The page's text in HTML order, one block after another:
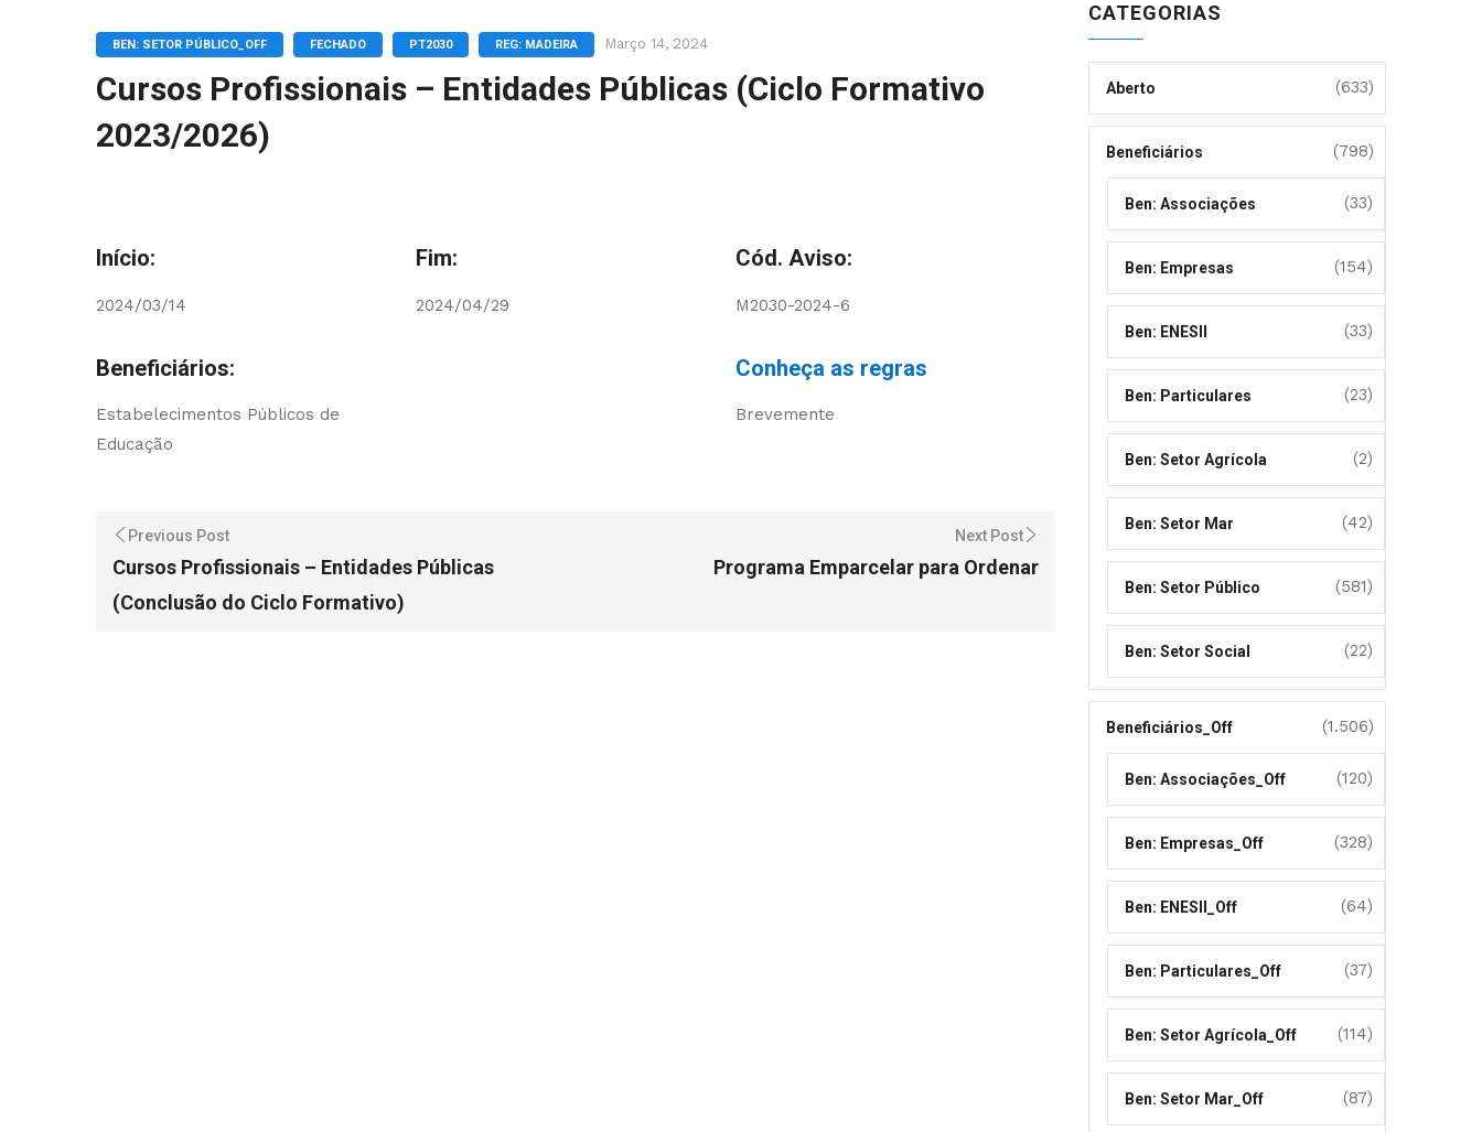
BEN: SETOR PÚBLICO_OFF FECHADO PT2030 REG: MADEIRA Março 14, 2024
Cursos Profissionais – Entidades Públicas (Ciclo Formativo
2023/2026)
Início:
2024/03/14
Fim:
2024/04/29
Cód. Aviso:
M2030-2024-6
Beneficiários:
Estabelecimentos Públicos de
Educação
Conheça as regras
Brevemente
Previous Post
Cursos Profissionais – Entidades Públicas
(Conclusão do Ciclo Formativo)
Next Post
Programa Emparcelar para Ordenar
CATEGORIAS
Aberto (633)
Beneficiários (798)
Ben: Associações (33)
Ben: Empresas (154)
Ben: ENESII (33)
Ben: Particulares (23)
Ben: Setor Agrícola (2)
Ben: Setor Mar (42)
Ben: Setor Público (581)
Ben: Setor Social (22)
Beneficiários_Off (1.506)
Ben: Associações_Off (120)
Ben: Empresas_Off (328)
Ben: ENESII_Off (64)
Ben: Particulares_Off (37)
Ben: Setor Agrícola_Off (114)
Ben: Setor Mar_Off (87)